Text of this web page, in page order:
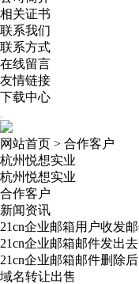
相关证书
联系我们
联系方式
在线留言
友情链接
下载中心
网站首页 > 合作客户
杭州悦想实业
杭州悦想实业
合作客户
新闻资讯
21cn企业邮箱用户收发
21cn企业邮箱邮件发出
21cn企业邮箱邮件删除
域名转让出售